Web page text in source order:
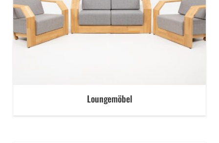
Loungemöbel